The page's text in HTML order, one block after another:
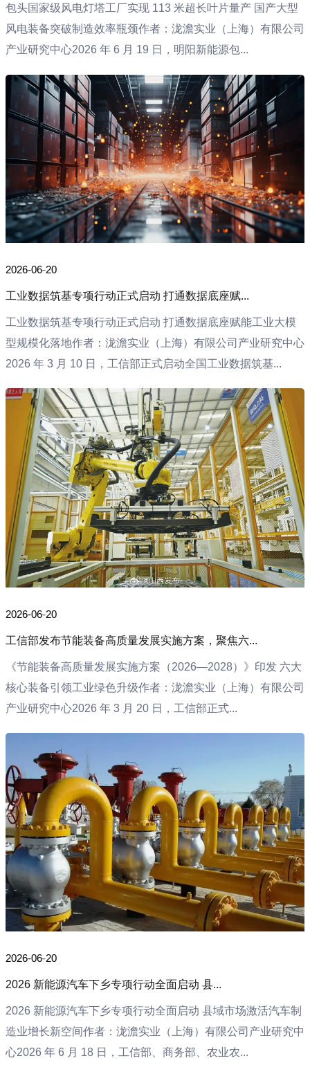
包头国家级风电灯塔工厂实现 113 米超长叶片量产 国产大型
风电装备突破制造效率瓶颈作者：泷澹实业（上海）有限公司
2026-06-20
工业数据筑基专项行动正式启动 打通数据底座赋...
工业数据筑基专项行动正式启动 打通数据底座赋能工业大模
型规模化落地作者：泷澹实业（上海）有限公司产业研究中心
2026-06-20
工信部发布节能装备高质量发展实施方案，聚焦六...
《节能装备高质量发展实施方案（2026—2028）》印发 六大
核心装备引领工业绿色升级作者：泷澹实业（上海）有限公司
产业研究中心2026 年 3 月 20 日，工信部正式...
2026-06-20
2026 新能源汽车下乡专项行动全面启动 县...